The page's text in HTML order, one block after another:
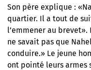
Son père explique :
quartier. Il a tout de
l’emmener au brevet».
ne savait pas que
conduire.» Le jeune
ont pointé leurs armes